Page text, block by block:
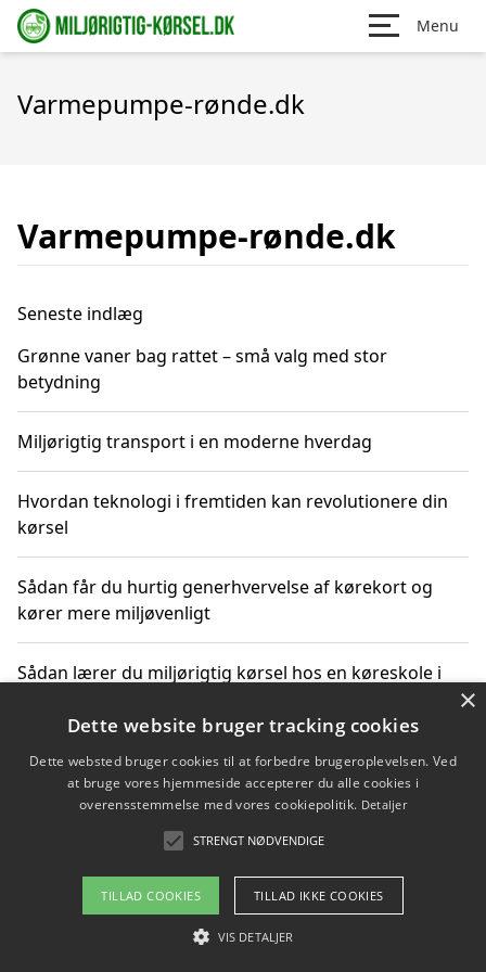
Menu
Varmepumpe-rønde.dk
Varmepumpe-rønde.dk
Seneste indlæg
Grønne vaner bag rattet – små valg med stor
betydning
Miljørigtig transport i en moderne hverdag
Hvordan teknologi i fremtiden kan revolutionere din
kørsel
Sådan får du hurtig generhvervelse af kørekort og
kører mere miljøvenligt
Sådan lærer du miljørigtig kørsel hos en køreskole i
Copyright 2026 - Pilanto Aps
Om / kontakt
×
Dette website bruger tracking cookies
Dette websted bruger cookies til at forbedre brugeroplevelsen. Ved
at bruge vores hjemmeside accepterer du alle cookies i
overensstemmelse med vores cookiepolitik. Detaljer
STRENGT NØDVENDIGE
TILLAD COOKIES TILLAD IKKE COOKIES
VIS DETALJER